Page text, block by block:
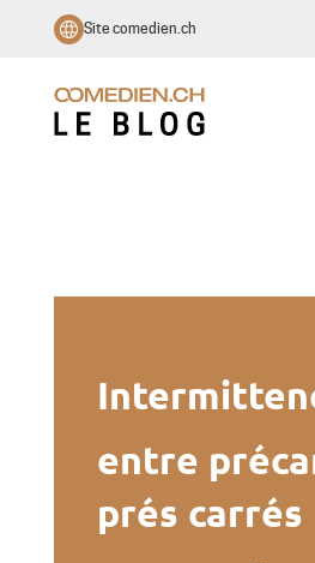
Site comedien.ch
entre
prés carrés